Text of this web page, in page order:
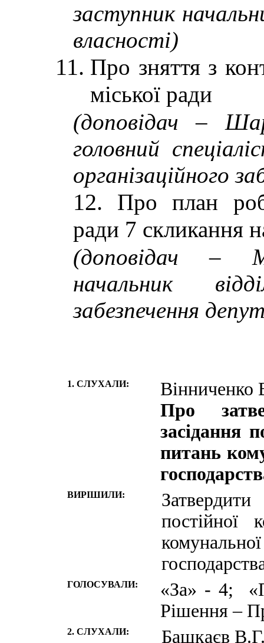
заступник
власності)
Про зняття з
міської ради
(доповідач –
головний
організаційного
Про план
ради 7 скликання
(доповідач –
начальник
забезпечення
1. СЛУХАЛИ:
Вінниченко
Про
засідання
питань
ВИРІШИЛИ:
постійної
ГОЛОСУВАЛИ:
«За» - 4;
Рішення –
2. СЛУХАЛИ: Башкаєв